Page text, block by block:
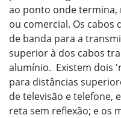
ao ponto onde
ou comercial. Os cabos
de banda para a
superior à dos cabos
alumínio. Existem dois
para distâncias
de televisão e telefone,
reta sem reflexão; e os